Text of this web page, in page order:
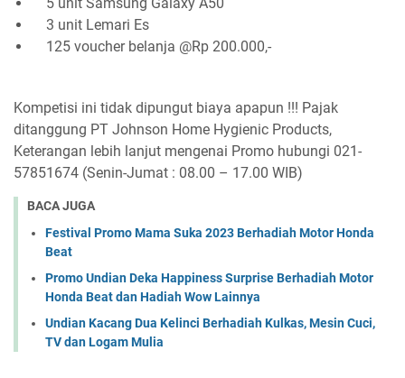
3 unit Lemari Es
125 voucher belanja @Rp 200.000,-
Kompetisi ini tidak dipungut biaya apapun !!! Pajak
ditanggung PT Johnson Home Hygienic Products,
Keterangan lebih lanjut mengenai Promo hubungi 021-
57851674 (Senin-Jumat : 08.00 – 17.00 WIB)
BACA JUGA
Festival Promo Mama Suka 2023 Berhadiah Motor Honda
Beat
Promo Undian Deka Happiness Surprise Berhadiah Motor
Honda Beat dan Hadiah Wow Lainnya
Undian Kacang Dua Kelinci Berhadiah Kulkas, Mesin Cuci,
TV dan Logam Mulia